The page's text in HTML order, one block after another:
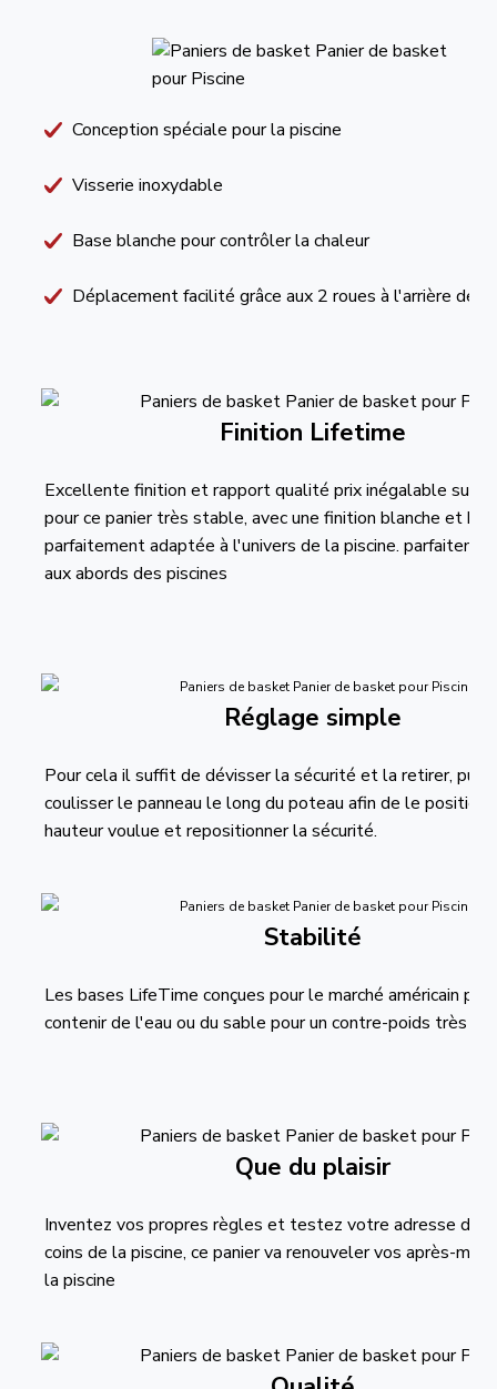
Conception spéciale pour la piscine
Visserie inoxydable
Base blanche pour contrôler la chaleur
Déplacement facilité grâce aux 2 roues à l'arrière de
Finition Lifetime
Excellente finition et rapport qualité prix inégalable sur le
pour ce panier très stable, avec une finition blanche et
parfaitement adaptée à l'univers de la piscine.
aux abords des piscines
Réglage simple
Pour cela il suffit de dévisser la sécurité et la retirer, puis
coulisser le panneau le long du poteau afin de le
hauteur voulue et repositionner la sécurité.
Stabilité
Les bases LifeTime conçues pour le marché américain
contenir de l'eau ou du sable pour un contre-poids très
Que du plaisir
Inventez vos propres règles et testez votre adresse
coins de la piscine, ce panier va renouveler vos après-midi
la piscine